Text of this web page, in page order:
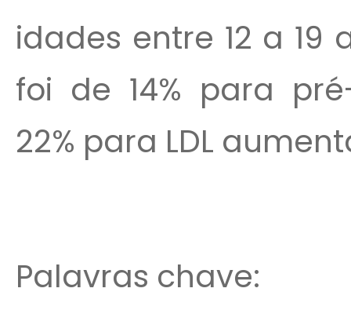
idades entre 12 a
foi de 14% para
22% para LDL
Palavras chave: